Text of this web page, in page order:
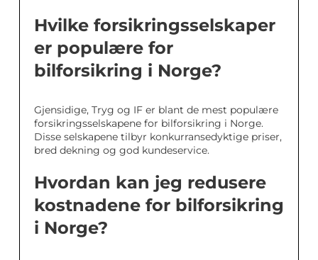
Hvilke forsikringsselskaper
er populære for
bilforsikring i Norge?
Gjensidige, Tryg og IF er blant de mest populære
forsikringsselskapene for bilforsikring i Norge.
Disse selskapene tilbyr konkurransedyktige priser,
bred dekning og god kundeservice.
Hvordan kan jeg redusere
kostnadene for bilforsikring
i Norge?